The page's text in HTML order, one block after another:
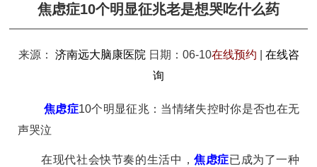
焦虑症10个明显征兆老是想哭吃什么药
来源： 济南远大脑康医院 日期：06-10在线预约
在线咨
询
焦虑症10个明显征兆：当情绪失控时你是否也在无
声哭泣
在现代社会快节奏的生活中，焦虑症已成为了一种